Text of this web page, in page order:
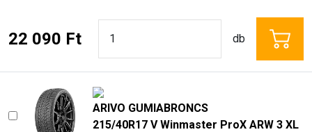
22 090 Ft db
ARIVO GUMIABRONCS
215/40R17 V Winmaster ProX ARW 3 XL